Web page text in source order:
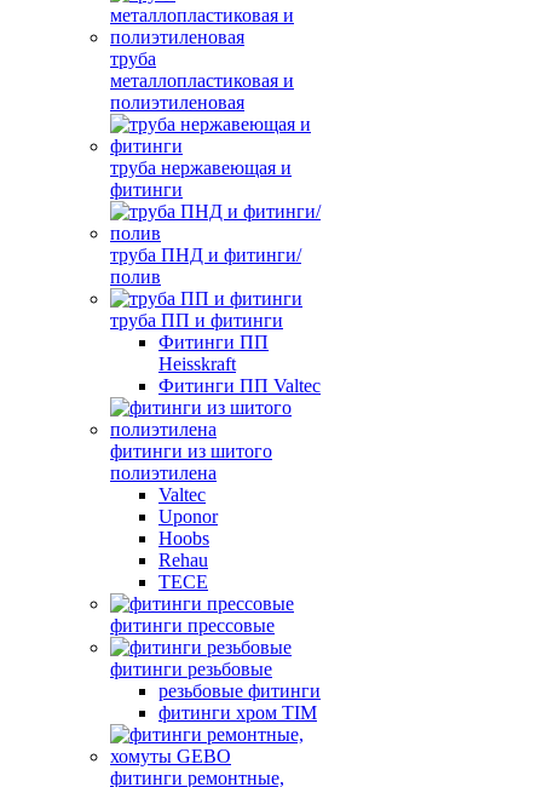
труба
металлопластиковая и
полиэтиленовая
труба нержавеющая и
фитинги
труба ПНД и фитинги/
полив
труба ПП и фитинги
Фитинги ПП
Heisskraft
Фитинги ПП Valtec
фитинги из шитого
полиэтилена
Valtec
Uponor
Hoobs
Rehau
TECE
фитинги прессовые
фитинги резьбовые
резьбовые фитинги
фитинги хром TIM
фитинги ремонтные,